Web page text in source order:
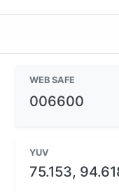
WEB SAFE
006600
YUV
75.153,